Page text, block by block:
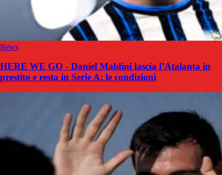
News
HERE WE GO - Daniel Maldini lascia l’Atalanta in
prestito e resta in Serie A: le condizioni